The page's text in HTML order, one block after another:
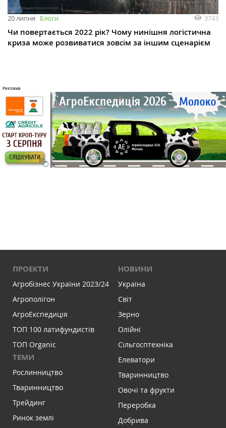
20 липня Блоги 3743
Чи повертається 2022 рік? Чому нинішня логістична
криза може розвиватися зовсім за іншим сценарієм
ПРОЕКТИ
Агробізнес України 2023/24
Агрополігон
АгроЕкспедиція
ТОП 100 латифундистів
ТОП Organic
ТЕМИ
Рослинництво
Тваринництво
Трейдинг
Ринок землі
НОВИНИ
Україна
Світ
Зерно
Олійні
Сільгосптехніка
Елеватори
Тваринництво
Овочі та фрукти
Переробка
Добрива